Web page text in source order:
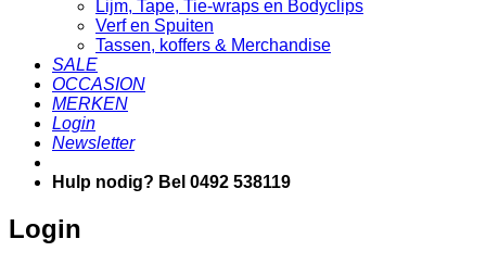
Lijm, Tape, Tie-wraps en Bodyclips
Verf en Spuiten
Tassen, koffers & Merchandise
SALE
OCCASION
MERKEN
Login
Newsletter
Hulp nodig? Bel 0492 538119
Login